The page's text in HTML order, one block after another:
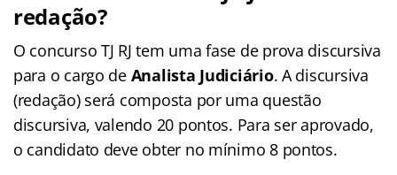
redação?
O concurso TJ RJ tem uma fase de prova discursiva
para o cargo de Analista Judiciário. A discursiva
(redação) será composta por uma questão
discursiva, valendo 20 pontos. Para ser aprovado,
o candidato deve obter no mínimo 8 pontos.